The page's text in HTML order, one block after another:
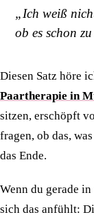
„Ich weiß
ob es schon
Diesen Satz höre
Paartherapie in
sitzen, erschöpft
fragen, ob das,
das Ende.
Wenn du gerade
sich das anfühlt: